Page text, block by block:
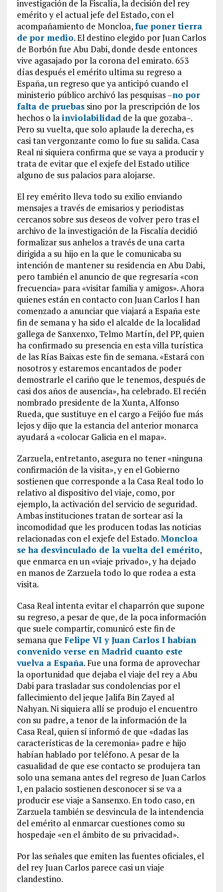
investigación de la Fiscalía, la decisión del rey
emérito y el actual jefe del Estado, con el
acompañamiento de Moncloa,fue poner tierra
de por medio. El destino elegido por Juan Carlos
de Borbón fue Abu Dabi, donde desde entonces
vive agasajado por la corona del emirato. 653
días después el emérito ultima su regreso a
España, un regreso que ya anticipó cuando el
ministerio público archivó las pesquisas –no por
falta de pruebassino por la prescripción de los
hechos o lainviolabilidadde la que gozaba–.
Pero su vuelta, que solo aplaude la derecha, es
casi tan vergonzante como lo fue su salida. Casa
Real ni siquiera confirma que se vaya a producir y
trata de evitar que el exjefe del Estado utilice
alguno de sus palacios para alojarse.
El rey emérito lleva todo su exilio enviando
mensajes a través de emisarios y periodistas
cercanos sobre sus deseos de volver pero tras el
archivo de la investigación de la Fiscalía decidió
formalizar sus anhelos a través de una carta
dirigida a su hijo en la que le comunicaba su
intención de mantener su residencia en Abu Dabi,
pero también el anuncio de que regresaría «con
frecuencia» para «visitar familia y amigos». Ahora
quienes están en contacto con Juan Carlos I han
comenzado a anunciar que viajará a España este
fin de semana y ha sido el alcalde de la localidad
gallega de Sanxenxo, Telmo Martín, del PP, quien
ha confirmado su presencia en esta villa turística
de las Rías Baixas este fin de semana. «Estará con
nosotros y estaremos encantados de poder
demostrarle el cariño que le tenemos, después de
casi dos años de ausencia», ha celebrado. El recién
nombrado presidente de la Xunta, Alfonso
Rueda, que sustituye en el cargo a Feijóo fue más
lejos y dijo que la estancia del anterior monarca
ayudará a «colocar Galicia en el mapa».
Zarzuela, entretanto, asegura no tener «ninguna
confirmación de la visita», y en el Gobierno
sostienen que corresponde a la Casa Real todo lo
relativo al dispositivo del viaje, como, por
ejemplo, la activación del servicio de seguridad.
Ambas instituciones tratan de sortear así la
incomodidad que les producen todas las noticias
relacionadas con el exjefe del Estado.Moncloa
se ha desvinculado de la vuelta del emérito,
que enmarca en un «viaje privado», y ha dejado
en manos de Zarzuela todo lo que rodea a esta
visita.
Casa Real intenta evitar el chaparrón que supone
su regreso, a pesar de que, de la poca información
que suele compartir, comunicó este fin de
semana que Felipe VI y Juan Carlos I habían
convenido verse en Madrid cuanto este
vuelva a España. Fue una forma de aprovechar
la oportunidad que dejaba el viaje del rey a Abu
Dabi para trasladar sus condolencias por el
fallecimiento del jeque Jalifa Bin Zayed al
Nahyan. Ni siquiera allí se produjo el encuentro
con su padre, a tenor de la información de la
Casa Real, quien sí informó de que «dadas las
características de la ceremonia» padre e hijo
habían hablado por teléfono. A pesar de la
casualidad de que ese contacto se produjera tan
solo una semana antes del regreso de Juan Carlos
I, en palacio sostienen desconocer si se va a
producir ese viaje a Sansenxo. En todo caso, en
Zarzuela también se desvincula de la intendencia
del emérito al enmarcar cuestiones como su
hospedaje «en el ámbito de su privacidad».
Por las señales que emiten las fuentes oficiales, el
del rey Juan Carlos parece casi un viaje
clandestino.